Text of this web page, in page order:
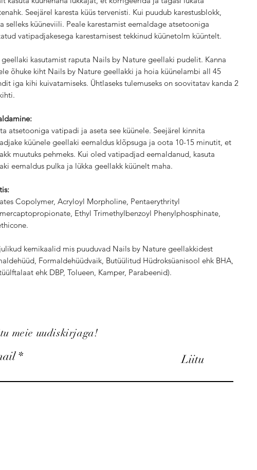
Seejärel karesta küüs tervenisti. Kui puudub karestusblokk,
selleks küüneviili. Peale karestamist eemaldage atsetooniga
vatipadjakesega karestamisest tekkinud küünetolm küüntelt.
geellaki kasutamist raputa Nails by Nature geellaki pudelit. Kanna
õhuke kiht Nails by Nature geellakki ja hoia küünelambi all 45
iga kihi kuivatamiseks. Ühtlaseks tulemuseks on soovitatav kanda 2
atsetooniga vatipadi ja aseta see küünele. Seejärel kinnita
küünele geellaki eemaldus klõpsuga ja oota 10-15 minutit, et
muutuks pehmeks. Kui oled vatipadjad eemaldanud, kasuta
eemaldus pulka ja lükka geellakk küünelt maha.
Copolymer, Acryloyl Morpholine, Pentaerythrityl
Ethyl Trimethylbenzoyl Phenylphosphinate,
kemikaalid mis puuduvad Nails by Nature geellakkidest
Formaldehüüdvaik, Butüülitud Hüdroksüanisool ehk BHA,
ehk DBP, Tolueen, Kamper, Parabeenid).
meie uudiskirjaga!
Liitu